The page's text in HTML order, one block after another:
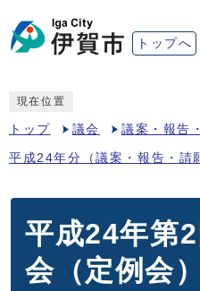
トップへ
現在位置
トップ 議会 議案・報告
平成24年分（議案・報告・請
平成24年第
会（定例会）